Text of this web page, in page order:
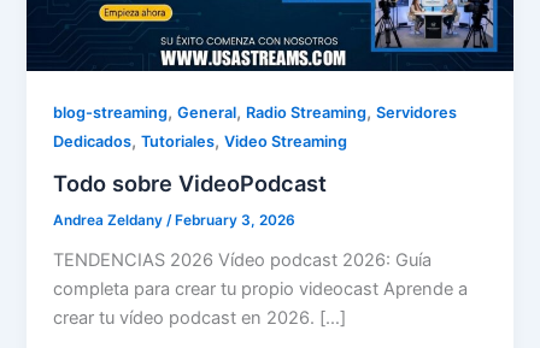
blog-streaming,General, Radio Streaming,Servidores
Dedicados,Tutoriales,Video Streaming
Todo sobre VideoPodcast
Andrea Zeldany/February 3, 2026
TENDENCIAS 2026 Vídeo podcast 2026: Guía
completa para crear tu propio videocast Aprende a
crear tu vídeo podcast en 2026. […]